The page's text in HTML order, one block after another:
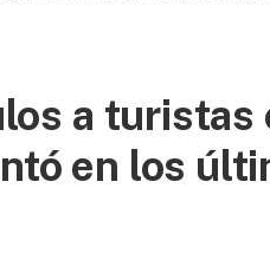
a turistas
en los